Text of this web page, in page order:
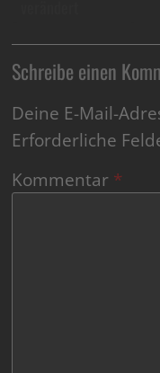
Schreibe einen
Deine E-Mail-
Erforderliche
Kommentar *